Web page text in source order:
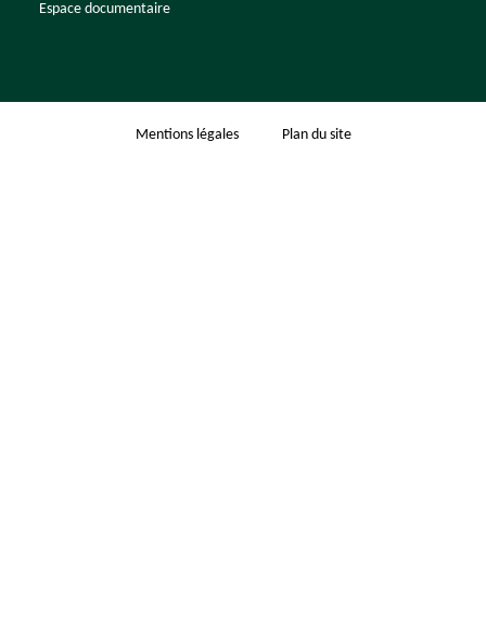
Espace documentaire
Mentions légales Plan du site